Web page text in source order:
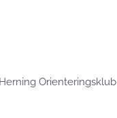
Orienteringsklub